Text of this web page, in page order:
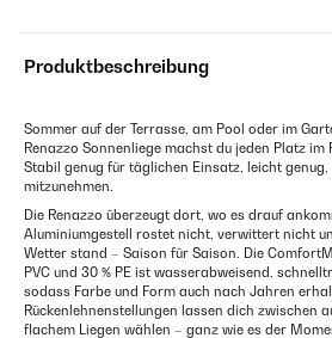
Produktbeschreibung
Sommer auf der Terrasse, am Pool oder im
Renazzo Sonnenliege machst du jeden Platz im
Stabil genug für täglichen Einsatz, leicht genug,
mitzunehmen.
Die Renazzo überzeugt dort, wo es drauf
Aluminiumgestell rostet nicht, verwittert nicht
Wetter stand – Saison für Saison. Die
PVC und 30 % PE ist wasserabweisend,
sodass Farbe und Form auch nach Jahren
Rückenlehnenstellungen lassen dich zwischen
flachem Liegen wählen – ganz wie es der